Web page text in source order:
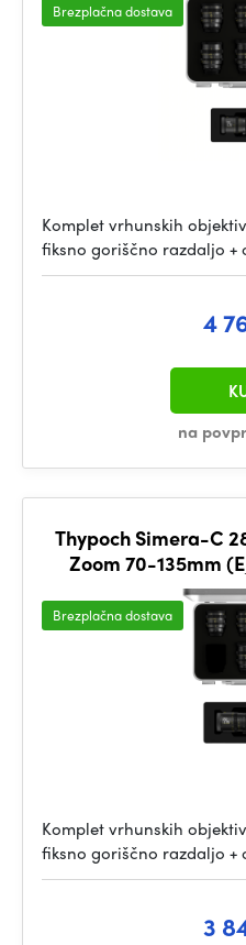
Brezplačna dostava
Komplet vrhunskih
fiksno goriščno razdaljo +
4
na
Thypoch Simera-C
Zoom 70-135mm
Brezplačna dostava
Komplet vrhunskih
fiksno goriščno razdaljo +
3